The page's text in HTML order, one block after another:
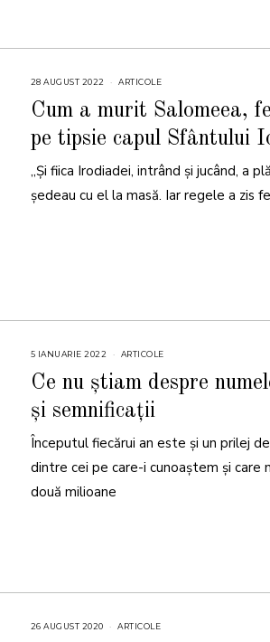
28 AUGUST 2022
U
U
S
2
2
2
ARTICOLE
Cum a murit Salomeea,
pe tipsie capul Sfântului
„Şi fiica Irodiadei, intrând şi jucând, a
şedeau cu el la masă. Iar regele a zis
5 IANUARIE 2022
A
N
A
R
E
2
ARTICOLE
Ce nu știam despre
și semnificații
Începutul fiecărui an este și un prilej
dintre cei pe care-i cunoaștem și care
două milioane
26 AUGUST 2020 ARTICOLE